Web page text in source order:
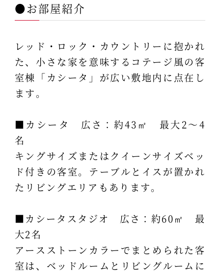
●お部屋紹介
レッド・ロック・カウントリーに抱かれ
た、小さな家を意味するコテージ風の客
室棟「カシータ」が広い敷地内に点在し
ます。
■カシータ 広さ：約43㎡ 最大2～4
名
キングサイズまたはクイーンサイズベッ
ド付きの客室。テーブルとイスが置かれ
たリビングエリアもあります。
■カシータスタジオ 広さ：約60㎡ 最
大2名
アースストーンカラーでまとめられた客
室は、ベッドルームとリビングルームに